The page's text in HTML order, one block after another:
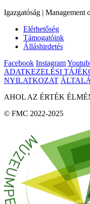
Igazgatóság | Management
Elérhetőség
Támogatóink
Álláshirdetés
Facebook Instagram
ADATKEZELÉSI
NYILATKOZAT
AHOL AZ ÉRTÉK
© FMC 2022-2025